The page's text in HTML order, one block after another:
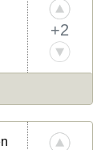
+2